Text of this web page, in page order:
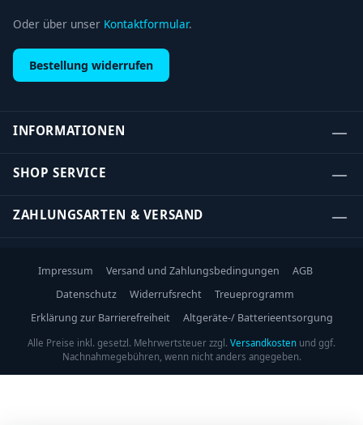
Oder über unser Kontaktformular.
Bestellung widerrufen
INFORMATIONEN
SHOP SERVICE
ZAHLUNGSARTEN & VERSAND
Impressum Versand und Zahlungsbedingungen
AGB
Datenschutz
Widerrufsrecht
Treueprogramm
Erklärung zur Barrierefreiheit
Altgeräte-/ Batterieentsorgung
Alle Preise inkl. gesetzl. Mehrwertsteuer zzgl. Versandkosten und ggf.
Nachnahmegebühren, wenn nicht anders angegeben.